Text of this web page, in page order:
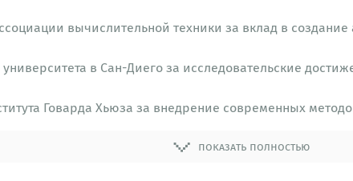
вычислительной техники за вклад в
в Сан-Диего за исследовательские
Говарда Хьюза за внедрение современных
показать полностью